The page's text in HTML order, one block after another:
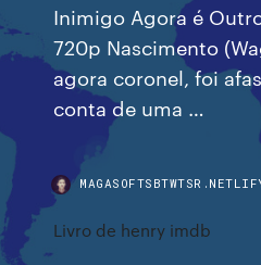
Inimigo Agora é
720p Nascimento
agora coronel, foi
conta de uma …
Livro de henry imdb